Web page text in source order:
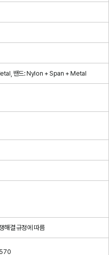
밴드: Nylon + Span + Metal
해결 규정에 따름